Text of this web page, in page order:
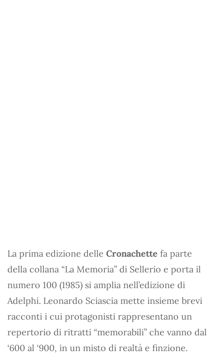
La prima edizione delle Cronachette fa parte
della collana “La Memoria” di Sellerio e porta il
numero 100 (1985) si amplia nell’edizione di
Adelphi. Leonardo Sciascia mette insieme brevi
racconti i cui protagonisti rappresentano un
repertorio di ritratti “memorabili” che vanno dal
‘600 al ‘900, in un misto di realtà e finzione.